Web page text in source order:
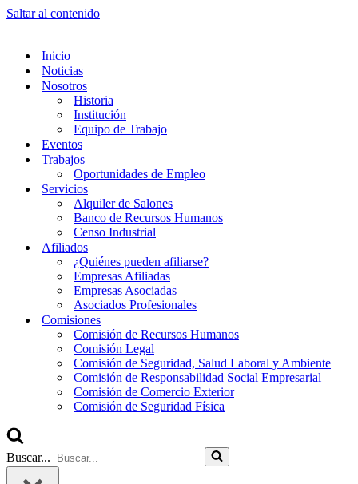
Saltar al contenido
Inicio
Noticias
Nosotros
Historia
Institución
Equipo de Trabajo
Eventos
Trabajos
Oportunidades de Empleo
Servicios
Alquiler de Salones
Banco de Recursos Humanos
Censo Industrial
Afiliados
¿Quiénes pueden afiliarse?
Empresas Afiliadas
Empresas Asociadas
Asociados Profesionales
Comisiones
Comisión de Recursos Humanos
Comisión Legal
Comisión de Seguridad, Salud Laboral y Ambiente
Comisión de Responsabilidad Social Empresarial
Comisión de Comercio Exterior
Comisión de Seguridad Física
Buscar...